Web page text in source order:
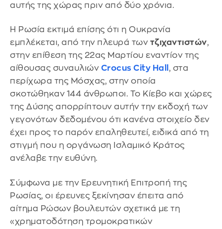
αυτής της χώρας πριν από δύο χρόνια.
Η Ρωσία εκτιμά επίσης ότι η Ουκρανία
εμπλέκεται, από την πλευρά των τζιχαντιστών,
στην επίθεση της 22ας Μαρτίου εναντίον της
αίθουσας συναυλιών Crocus City Hall , στα
περίχωρα της Μόσχας, στην οποία
σκοτώθηκαν 144 άνθρωποι. Το Κίεβο και χώρες
της Δύσης απορρίπτουν αυτήν την εκδοχή των
γεγονότων δεδομένου ότι κανένα στοιχείο δεν
έχει προς το παρόν επαληθευτεί, ειδικά από τη
στιγμή που η οργάνωση Ισλαμικό Κράτος
ανέλαβε την ευθύνη.
Σύμφωνα με την Ερευνητική Επιτροπή της
Ρωσίας, οι έρευνες ξεκίνησαν έπειτα από
αίτημα Ρώσων βουλευτών σχετικά με τη
«χρηματοδότηση τρομοκρατικών